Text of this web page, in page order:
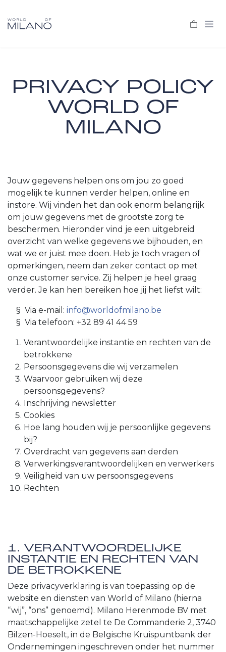
PRIVACY POLICY
WORLD OF
MILANO
Jouw gegevens helpen ons om jou zo goed
mogelijk te kunnen verder helpen, online en
instore. Wij vinden het dan ook enorm belangrijk
om jouw gegevens met de grootste zorg te
beschermen. Hieronder vind je een uitgebreid
overzicht van welke gegevens we bijhouden, en
wat we er juist mee doen. Heb je toch vragen of
opmerkingen, neem dan zeker contact op met
onze customer service. Zij helpen je heel graag
verder. Je kan hen bereiken hoe jij het liefst wilt:
​§ Via e-mail: info@worldofmilano.be
​§ Via telefoon: +32 89 41 44 59
Verantwoordelijke instantie en rechten van de
betrokkene
Persoonsgegevens die wij verzamelen
Waarvoor gebruiken wij deze
persoonsgegevens?
Inschrijving newsletter
Cookies
Hoe lang houden wij je persoonlijke gegevens
bij?
Overdracht van gegevens aan derden
Verwerkingsverantwoordelijken en verwerkers
Veiligheid van uw persoonsgegevens
Rechten
1. VERANTWOORDELIJKE
INSTANTIE EN RECHTEN VAN
DE BETROKKENE
Deze privacyverklaring is van toepassing op de
website en diensten van World of Milano (hierna
“wij”, “ons” genoemd). Milano Herenmode BV met
maatschappelijke zetel te De Commanderie 2, 3740
Bilzen-Hoeselt, in de Belgische Kruispuntbank der
Ondernemingen ingeschreven onder het nummer